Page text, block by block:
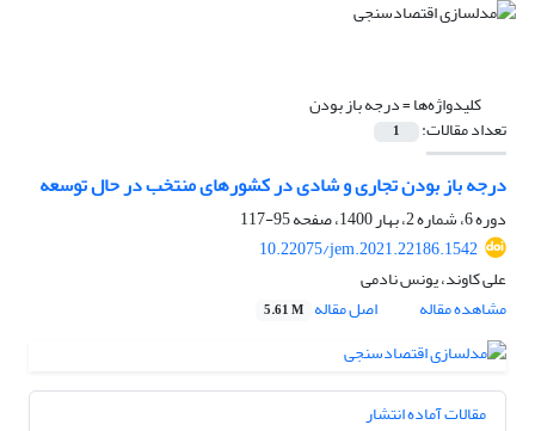
کلیدواژه‌ها =درجه باز بودن
تعداد مقالات: 1
درجه باز بودن تجاری و شادی در کشورهای منتخب در حال توسعه
دوره 6، شماره 2، بهار 1400، صفحه
95-117
10.22075/jem.2021.22186.1542
علی کاوند، یونس نادمی
مشاهده مقاله
اصل مقاله 5.61 M
مقالات آماده انتشار